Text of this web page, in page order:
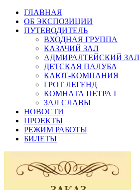
ГЛАВНАЯ
ОБ ЭКСПОЗИЦИИ
ПУТЕВОДИТЕЛЬ
ВХОДНАЯ ГРУППА
КАЗАЧИЙ ЗАЛ
АДМИРАЛТЕЙСКИЙ ЗАЛ
ДЕТСКАЯ ПАЛУБА
КАЮТ-КОМПАНИЯ
ГРОТ ЛЕГЕНД
КОМНАТА ПЕТРА I
ЗАЛ СЛАВЫ
НОВОСТИ
ПРОЕКТЫ
РЕЖИМ РАБОТЫ
БИЛЕТЫ